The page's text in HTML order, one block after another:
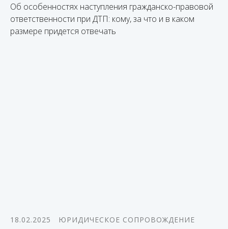
Об особенностях наступления гражданско-правовой
ответственности при ДТП: кому, за что и в каком
размере придется отвечать
18.02.2025
ЮРИДИЧЕСКОЕ СОПРОВОЖДЕНИЕ